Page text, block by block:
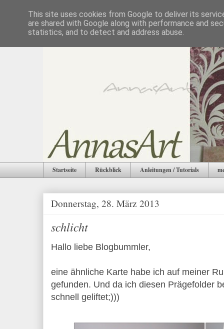
Startseite Rückblick Anleitungen / Tutorials
Donnerstag, 28. März 2013
schlicht
Hallo liebe Blogbummler,
eine ähnliche Karte habe ich auf meiner
gefunden. Und da ich diesen Prägefolder
schnell geliftet;)))
This site uses cookies from Google to deliver its
are shared with Google along with performance and
statistics, and to detect and address abuse.